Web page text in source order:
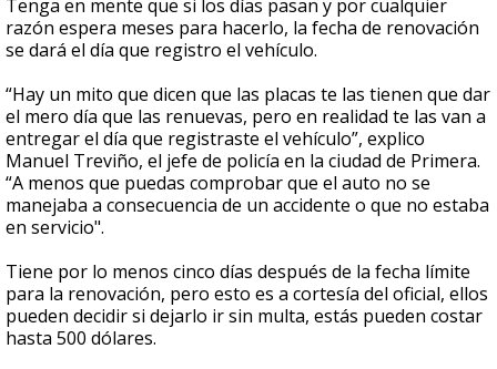
Tenga en mente que si los días pasan y por cualquier
razón espera meses para hacerlo, la fecha de renovación
se dará el día que registro el vehículo.
“Hay un mito que dicen que las placas te las tienen que dar
el mero día que las renuevas, pero en realidad te las van a
entregar el día que registraste el vehículo”, explico
Manuel Treviño, el jefe de policía en la ciudad de Primera.
“A menos que puedas comprobar que el auto no se
manejaba a consecuencia de un accidente o que no estaba
en servicio".
Tiene por lo menos cinco días después de la fecha límite
para la renovación, pero esto es a cortesía del oficial, ellos
pueden decidir si dejarlo ir sin multa, estás pueden costar
hasta 500 dólares.